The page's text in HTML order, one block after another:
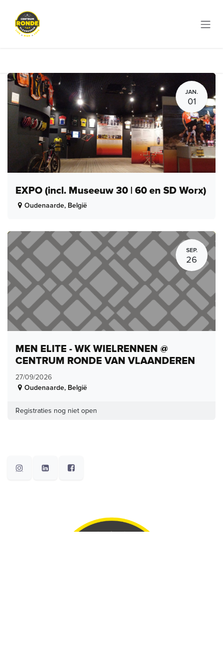
JAN.
01
EXPO (incl. Museeuw 30 | 60 en SD Worx)
Oudenaarde, België
SEP.
26
MEN ELITE - WK WIELRENNEN @
CENTRUM RONDE VAN VLAANDEREN
27/09/2026
Oudenaarde, België
Registraties nog niet open